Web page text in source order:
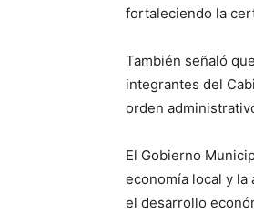
fortaleciendo la
También señaló
integrantes del
orden
El Gobierno
economía local y
el desarrollo